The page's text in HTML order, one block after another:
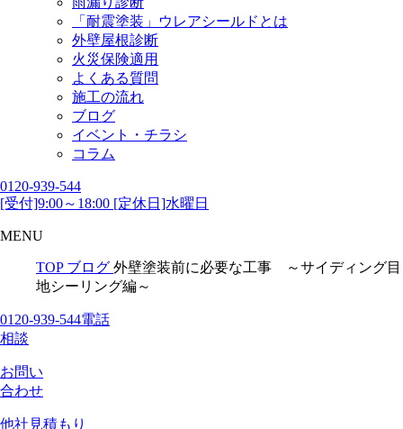
「耐震塗装」ウレアシールドとは
外壁屋根診断
火災保険適用
よくある質問
施工の流れ
ブログ
イベント・チラシ
コラム
0120-939-544
[受付]9:00～18:00 [定休日]水曜日
MENU
TOP ブログ 外壁塗装前に必要な工事 ～サイディング目
地シーリング編～
0120-939-544電話
相談
お問い
合わせ
他社見積もり